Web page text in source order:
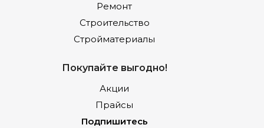
Ремонт
Строительство
Стройматериалы
Покупайте выгодно!
Акции
Прайсы
Подпишитесь